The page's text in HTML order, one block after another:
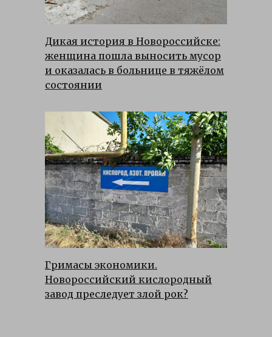
Дикая история в Новороссийске:
женщина пошла выносить мусор
и оказалась в больнице в тяжёлом
состоянии
Гримасы экономики.
Новороссийский кислородный
завод преследует злой рок?